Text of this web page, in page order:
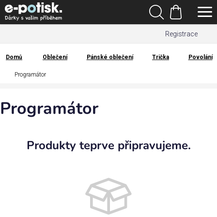
Přejít
na
obsah
Registrace
Hledat
Nákupní
košík
Kategorie
Dárek
pro
Rodina
Domů
Domů Oblečení Pánské oblečení Trička Povolání
Programátor
Programátor
Produkty teprve připravujeme.